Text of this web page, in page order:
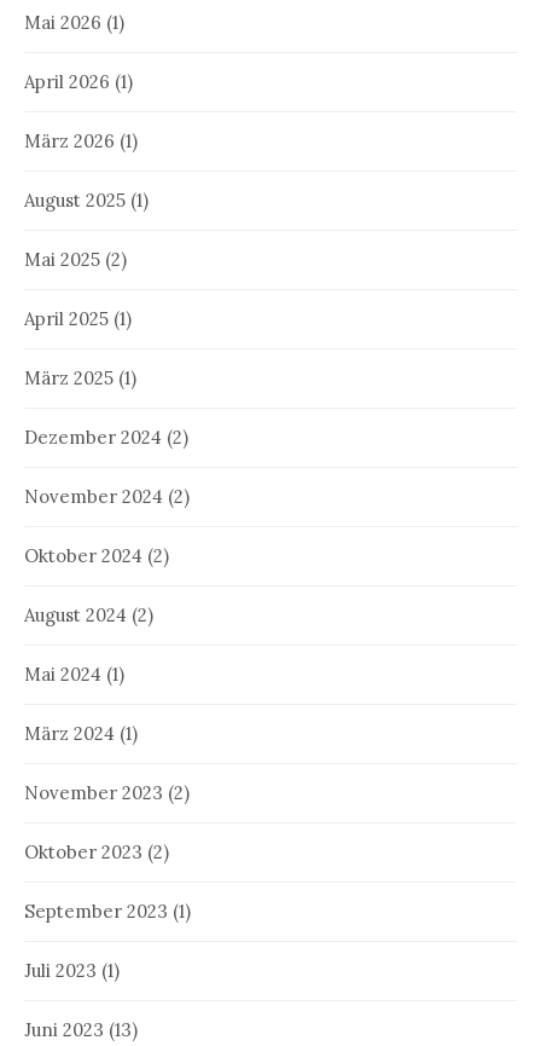
Mai 2026 (1)
April 2026 (1)
März 2026 (1)
August 2025 (1)
Mai 2025 (2)
April 2025 (1)
März 2025 (1)
Dezember 2024 (2)
November 2024 (2)
Oktober 2024 (2)
August 2024 (2)
Mai 2024 (1)
März 2024 (1)
November 2023 (2)
Oktober 2023 (2)
September 2023 (1)
Juli 2023 (1)
Juni 2023 (13)